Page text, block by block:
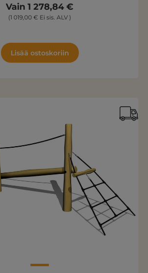
Vain 1 278,84 €
(1 019,00 € Ei sis. ALV )
Lisää ostoskoriin